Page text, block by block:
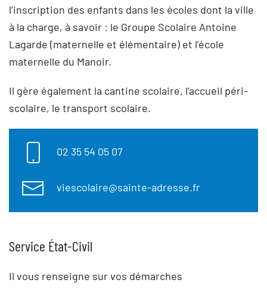
l’inscription des enfants dans les écoles dont la ville
à la charge, à savoir : le Groupe Scolaire Antoine
Lagarde (maternelle et élémentaire) et l’école
maternelle du Manoir.
Il gère également la cantine scolaire, l’accueil péri-
scolaire, le transport scolaire.
02 35 54 05 07
viescolaire@sainte-adresse.fr
Service État-Civil
Il vous renseigne sur vos démarches